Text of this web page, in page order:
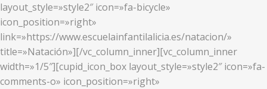
layout_style=»style2″ icon=»fa-bicycle»
icon_position=»right»
link=»https://www.escuelainfantilalicia.es/natacion/»
title=»Natación»][/vc_column_inner][vc_column_inner
width=»1/5″][cupid_icon_box layout_style=»style2″ icon=»fa-
comments-o» icon_position=»right»